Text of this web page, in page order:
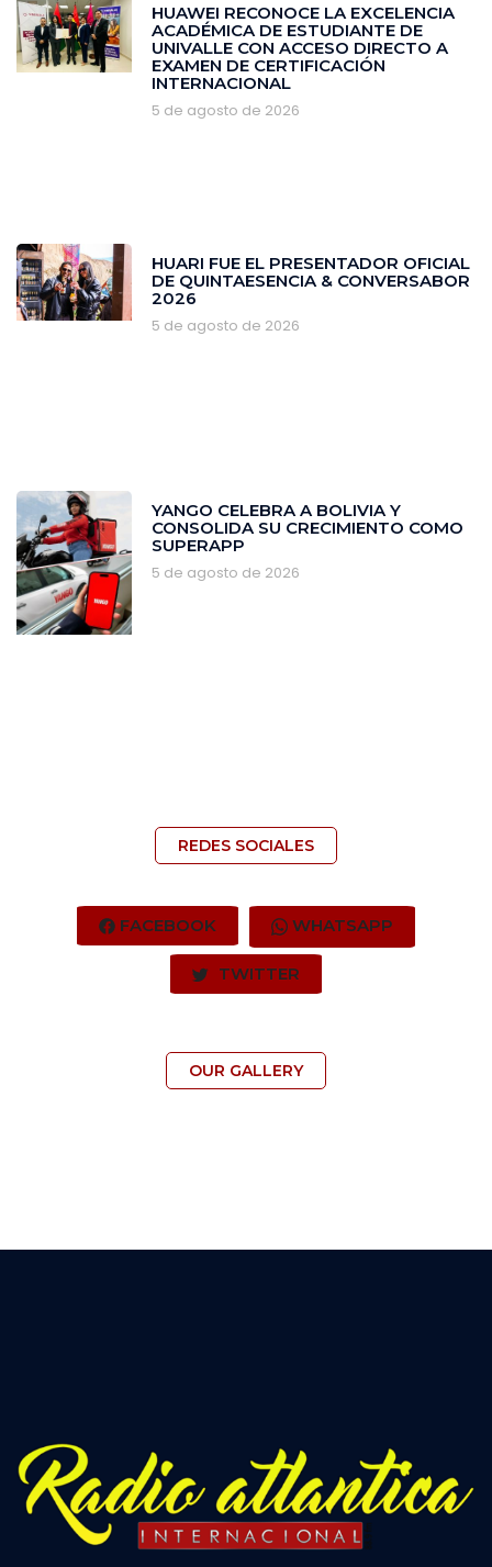
HUAWEI RECONOCE LA EXCELENCIA
ACADÉMICA DE ESTUDIANTE DE
UNIVALLE CON ACCESO DIRECTO A
EXAMEN DE CERTIFICACIÓN
INTERNACIONAL
5 de agosto de 2026
HUARI FUE EL PRESENTADOR OFICIAL
DE QUINTAESENCIA & CONVERSABOR
2026
5 de agosto de 2026
YANGO CELEBRA A BOLIVIA Y
CONSOLIDA SU CRECIMIENTO COMO
SUPERAPP
5 de agosto de 2026
REDES SOCIALES
FACEBOOK WHATSAPP
TWITTER
OUR GALLERY